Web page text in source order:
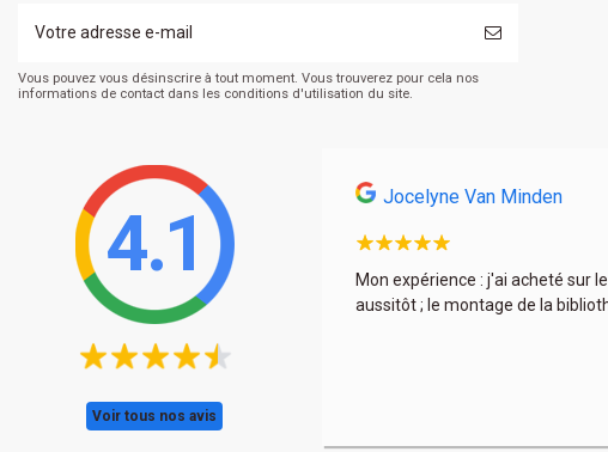
Vous pouvez vous désinscrire à tout moment. Vous trouverez pour cela nos
informations de contact dans les conditions d'utilisation du site.
4.1
Voir tous nos avis
encore une fois à très bon prix. La déco est
Jocelyne Van Minden
Mon expérience : j'ai acheté sur
aussitôt ; le montage de la